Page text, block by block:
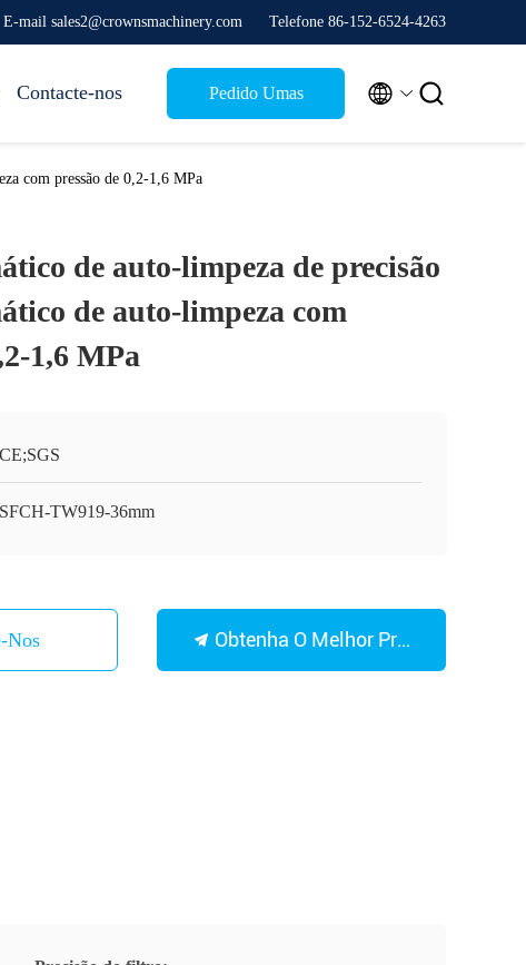
E-mail sales2@crownsmachinery.com Telefone 86-152-6524-4263
Contacte-nos Pedido Umas  
com pressão de 0,2-1,6 MPa
de auto-limpeza de precisão
de auto-limpeza com
1,6 MPa
CE;SGS
SFCH-TW919-36mm
Nos Obtenha O Melhor Preço